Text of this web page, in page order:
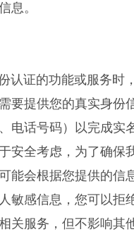
息。
证的功能或服务时
要提供您的真实身份
电话号码）以完成实
安全考虑，为了确保
能会根据您提供的信
敏感信息，您可以拒
关服务，但不影响其